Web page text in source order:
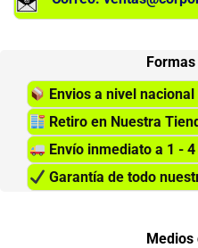
Envios a nivel
Retiro en Nuestra
Envío inmediato a 1 -
Garantía de todo
Medios